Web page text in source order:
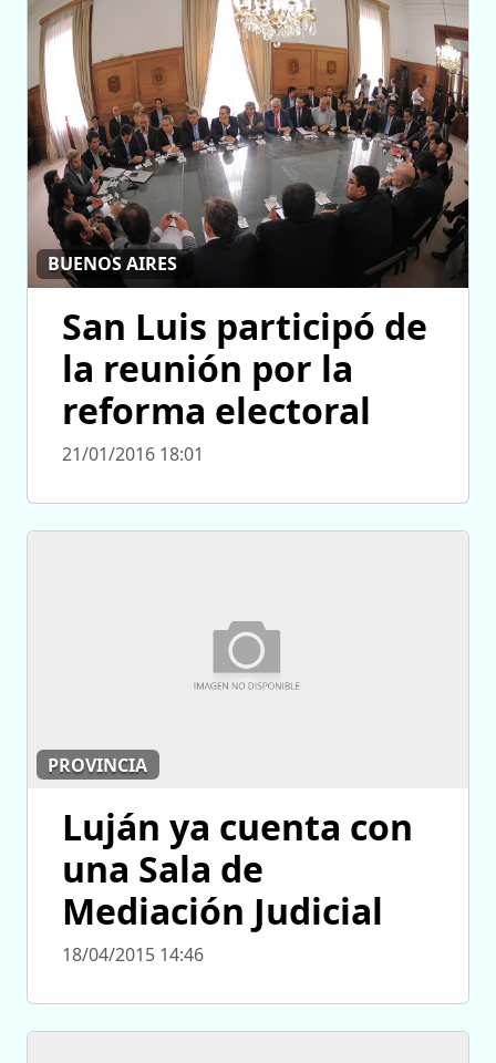
BUENOS AIRES
San Luis participó de
la reunión por la
reforma electoral
21/01/2016 18:01
PROVINCIA
Luján ya cuenta con
una Sala de
Mediación Judicial
18/04/2015 14:46